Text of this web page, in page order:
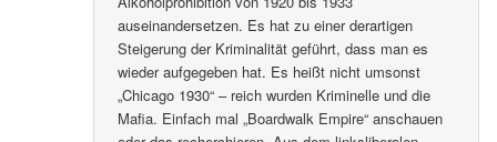
auseinandersetzen. Es hat zu einer derartigen
Steigerung der Kriminalität geführt, dass man es
wieder aufgegeben hat. Es heißt nicht umsonst
„Chicago 1930“ – reich wurden Kriminelle und die
Mafia. Einfach mal „Boardwalk Empire“ anschauen